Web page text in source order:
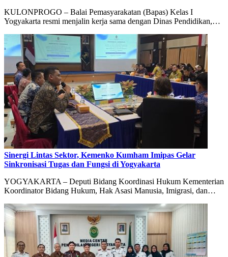
KULONPROGO – Balai Pemasyarakatan (Bapas) Kelas I
Yogyakarta resmi menjalin kerja sama dengan Dinas Pendidikan,…
Sinergi Lintas Sektor, Kemenko Kumham Imipas Gelar
Sinkronisasi Tugas dan Fungsi di Yogyakarta
YOGYAKARTA – Deputi Bidang Koordinasi Hukum Kementerian
Koordinator Bidang Hukum, Hak Asasi Manusia, Imigrasi, dan…